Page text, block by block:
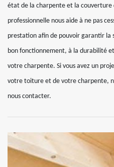
état de la charpente et la couverture
professionnelle nous aide à ne pas
prestation afin de pouvoir garantir la
bon fonctionnement, à la durabilité
votre charpente. Si vous avez un
votre toiture et de votre charpente,
nous contacter.